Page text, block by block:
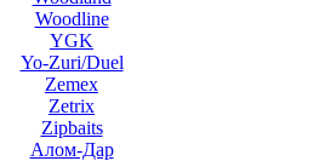
Woodline
YGK
Yo-Zuri/Duel
Zemex
Zetrix
Zipbaits
Алом-Дар